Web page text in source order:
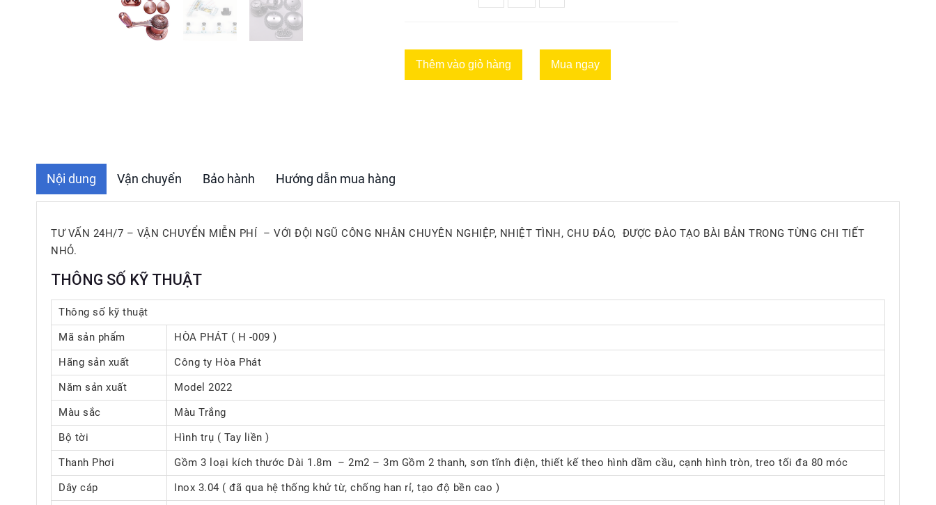
Thêm vào giỏ hàng Mua ngay
Nội dung Vận chuyển Bảo hành Hướng dẫn mua hàng
TƯ VẤN 24H/7 – VẬN CHUYỂN MIỄN PHÍ – VỚI ĐỘI NGŨ CÔNG NHÂN CHUYÊN NGHIỆP, NHIỆT TÌNH, CHU ĐÁO, ĐƯỢC ĐÀO TẠO BÀI BẢN TRONG TỪNG CHI TIẾT
NHỎ.
THÔNG SỐ KỸ THUẬT
Thông số kỹ thuật
Mã sản phẩm
HÒA PHÁT ( H -009 )
Hãng sản xuất
Công ty Hòa Phát
Năm sản xuất
Model 2022
Màu sắc
Màu Trắng
Bộ tời
Hình trụ ( Tay liền )
Thanh Phơi
Gồm 3 loại kích thước Dài 1.8m – 2m2 – 3m Gồm 2 thanh, sơn tĩnh điện, thiết kế theo hình dầm cầu, cạnh hình tròn, treo tối đa 80 móc
Dây cáp
Inox 3.04 ( đã qua hệ thống khử từ, chống han rỉ, tạo độ bền cao )